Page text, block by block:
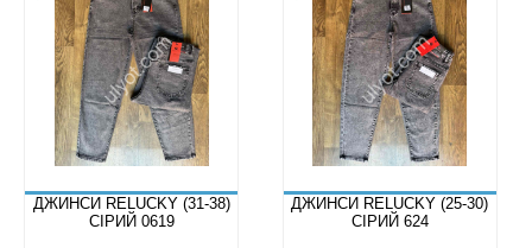
ДЖИНСИ RELUCKY (31-38)
СІРИЙ 0619
ДЖИНСИ RELUCKY (25-30)
СІРИЙ 624